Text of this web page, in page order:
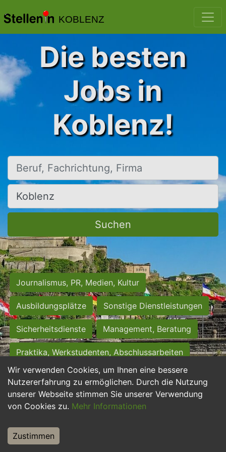
KOBLENZ
Wir verwenden Cookies, um Ihnen eine bessere
Nutzererfahrung zu ermöglichen. Durch die Nutzung
unserer Webseite stimmen Sie unserer Verwendung
von Cookies zu. Mehr Informationen
Zustimmen
Die besten
Jobs in
Koblenz!
Beruf, Fachrichtung, Firma
Ort, Stadt
Suchen
Journalismus, PR, Medien, Kultur
Ausbildungsplätze Sonstige Dienstleistungen
Sicherheitsdienste Management, Beratung
Praktika, Werkstudenten, Abschlussarbeiten
Personalwesen Assistenz, Sekretariat
Hilfskräfte, Aushilfs- und Nebenjobs
Weiterbildung, Studium, duale Ausbildung